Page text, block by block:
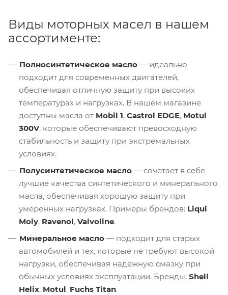
Виды моторных масел в нашем
ассортименте:
Полносинтетическое масло — идеально
подходит для современных двигателей,
обеспечивая отличную защиту при высоких
температурах и нагрузках. В нашем магазине
доступны масла от Mobil 1, Castrol EDGE, Motul
300V, которые обеспечивают превосходную
стабильность и защиту при экстремальных
условиях.
Полусинтетическое масло — сочетает в себе
лучшие качества синтетического и минерального
масла, обеспечивая хорошую защиту при
умеренных нагрузках. Примеры брендов: Liqui
Moly, Ravenol, Valvoline.
Минеральное масло — подходит для старых
автомобилей и тех, которые не требуют высокой
нагрузки, обеспечивая надёжную смазку при
обычных условиях эксплуатации. Бренды: Shell
Helix, Motul, Fuchs Titan.